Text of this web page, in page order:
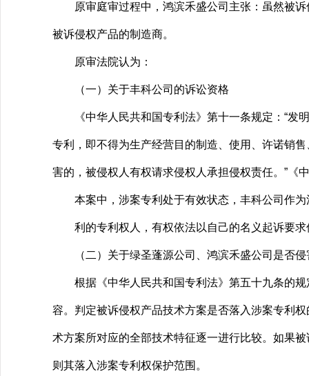
原审庭审过程中，鸿滨禾盛公司主张：虽然被诉
被诉侵权产品的制造商。
原审法院认为：
（一）关于丰科公司的诉讼资格
《中华人民共和国专利法》第十一条规定：“发明
专利，即不得为生产经营目的制造、使用、许诺销
害的，被侵权人有权请求侵权人承担侵权责任。”《
本案中，涉案专利处于有效状态，丰科公司作为
利的专利权人，有权依法以自己的名义起诉要求
（二）关于绿圣蓬源公司、鸿滨禾盛公司是否侵
根据《中华人民共和国专利法》第五十九条的规
容。判定被诉侵权产品技术方案是否落入涉案专利
术方案所对应的全部技术特征逐一进行比较。如果
则其落入涉案专利权保护范围。